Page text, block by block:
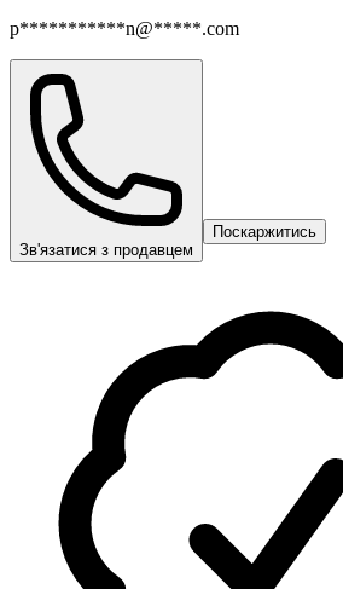
p***********n@*****.com
Зв'язатися з продавцем
Поскаржитись